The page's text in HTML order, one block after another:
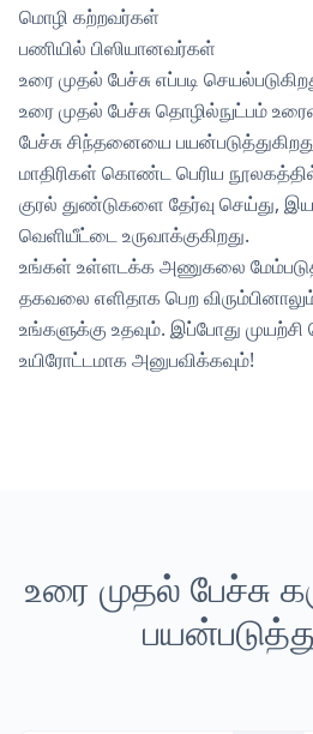
மொழி கற்றவர்கள்
பணியில் பிஸியானவர்கள்
உரை முதல் பேச்சு எப்படி
உரை முதல் பேச்சு தொழில்நுட்பம்
பேச்சு சிந்தனையை
மாதிரிகள் கொண்ட பெரிய
குரல் துண்டுகளை தேர்வு செய்து,
வெளியீட்டை உருவாக்குகிறது.
உங்கள் உள்ளடக்க அணுகலை
தகவலை எளிதாக பெற
உங்களுக்கு உதவும். இப்போது
உயிரோட்டமாக அனுபவிக்கவும்!
உரை முதல் பேச்சு